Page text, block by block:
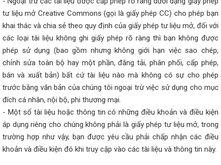
tư liệu mở Creative Commons (gọi là giấy phép CC) cho phép bạn
khai thác và chia sẻ theo quy định của giấy phép tư liệu mở, đối với
các loại tài liệu không ghi giấy phép rõ ràng thì bạn không được
phép sử dụng (bao gồm nhưng không giới hạn việc sao chép,
chỉnh sửa toàn bộ hay một phần, đăng tải, phân phối, cấp phép,
bán và xuất bản) bất cứ tài liệu nào mà không có sự cho phép
trước bằng văn bản của chúng tôi ngoại trừ việc sử dụng cho mục
đích cá nhân, nội bộ, phi thương mại.
- Một số tài liệu hoặc thông tin có những điều khoản và điều kiện
áp dụng riêng cho chúng không phải là giấy phép tư liệu mở, trong
trường hợp như vậy, bạn được yêu cầu phải chấp nhận các điều
khoản và điều kiện đó khi truy cập vào các tài liệu và thông tin này.